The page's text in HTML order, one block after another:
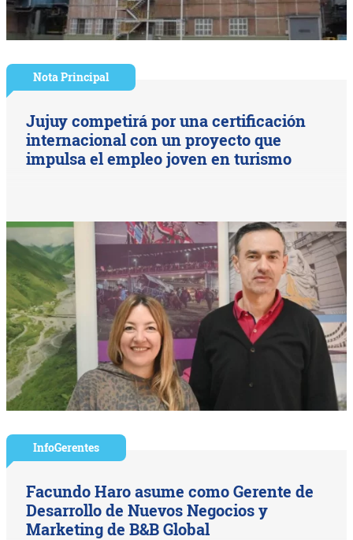
Nota Principal
Jujuy competirá por una certificación
internacional con un proyecto que
impulsa el empleo joven en turismo
InfoGerentes
Facundo Haro asume como Gerente de
Desarrollo de Nuevos Negocios y
Marketing de B&B Global